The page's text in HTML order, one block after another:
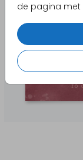
de pagina met